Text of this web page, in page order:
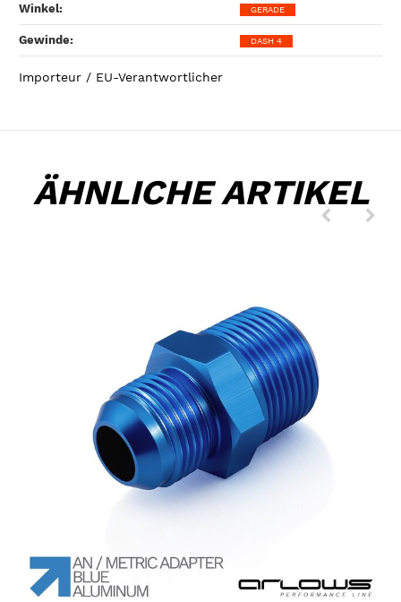
Winkel‍: GERADE
Gewinde‍: DASH 4
Importeur / EU-Verantwortlicher
ÄHNLICHE ARTIKEL